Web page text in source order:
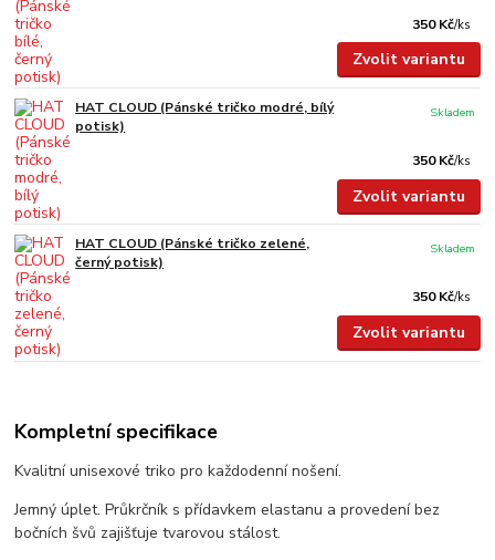
350 Kč/ks
Zvolit variantu
HAT CLOUD (Pánské tričko modré, bílý
potisk)
350 Kč/ks
Skladem
Zvolit variantu
HAT CLOUD (Pánské tričko zelené,
černý potisk)
350 Kč/ks
Skladem
Zvolit variantu
Kompletní specifikace
Kvalitní unisexové triko pro každodenní nošení.
Jemný úplet. Průkrčník s přídavkem elastanu a provedení bez
bočních švů zajišťuje tvarovou stálost.